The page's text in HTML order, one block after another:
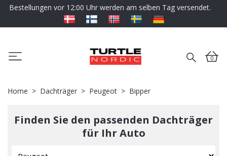
Bestellungen vor 12:00 Uhr werden am selben Tag versendet.
0
Home Dachträger Peugeot Bipper
Finden Sie den passenden Dachträger
für Ihr Auto